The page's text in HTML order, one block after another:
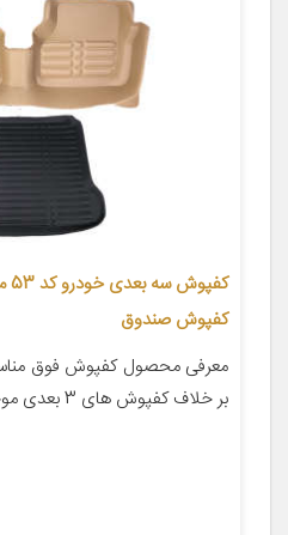
کفپوش صندوق
معرفی محصول کفپوش فوق
بر خلاف کفپوش های 3 بعدی موجود در بازار که قسمت […]